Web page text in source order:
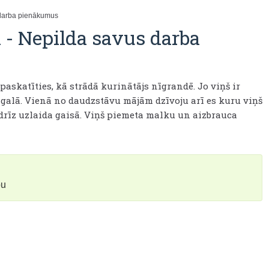
pienākumus
- Nepilda savus darba
kā strādā kurinātājs nīgrandē. Jo viņš ir
Vienā no daudzstāvu mājām dzīvoju arī es kuru viņš
uzlaida gaisā. Viņš piemeta malku un aizbrauca